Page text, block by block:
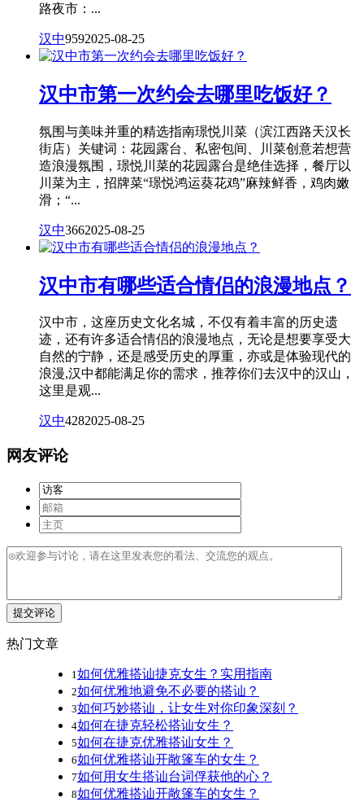
路夜市：...
汉中9592025-08-25
汉中市第一次约会去哪里吃饭好？
氛围与美味并重的精选指南璟悦川菜（滨江西路天汉长
街店）关键词：花园露台、私密包间、川菜创意若想营
造浪漫氛围，璟悦川菜的花园露台是绝佳选择，餐厅以
川菜为主，招牌菜“璟悦鸿运葵花鸡”麻辣鲜香，鸡肉嫩
滑；“...
汉中3662025-08-25
汉中市有哪些适合情侣的浪漫地点？
汉中市，这座历史文化名城，不仅有着丰富的历史遗
迹，还有许多适合情侣的浪漫地点，无论是想要享受大
自然的宁静，还是感受历史的厚重，亦或是体验现代的
浪漫,汉中都能满足你的需求，推荐你们去汉中的汉山，
这里是观...
汉中4282025-08-25
网友评论
提交评论
热门文章
1 如何优雅搭讪捷克女生？实用指南
2如何优雅地避免不必要的搭讪？
3如何巧妙搭讪，让女生对你印象深刻？
4如何在捷克轻松搭讪女生？
5如何在捷克优雅搭讪女生？
6如何优雅搭讪开敞篷车的女生？
7如何用女生搭讪台词俘获他的心？
8如何优雅搭讪开敞篷车的女生？